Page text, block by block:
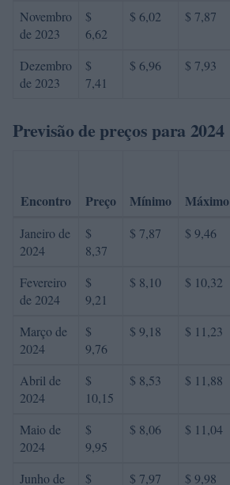
Novembro
de 2023
$
6,62
$ 6,02 $ 7,87
Dezembro
de 2023
$
7,41
$ 6,96 $ 7,93
Previsão de preços para 2024
Encontro Preço Mínimo Máximo
Janeiro de
2024
$
8,37
$ 7,87 $ 9,46
Fevereiro
de 2024
$
9,21
$ 8,10 $ 10,32
Março de
2024
$
9,76
$ 9,18 $ 11,23
Abril de
2024
$
10,15
$ 8,53 $ 11,88
Maio de
2024
$
9,95
$ 8,06 $ 11,04
Junho de
$
$ 7,97 $ 9,98